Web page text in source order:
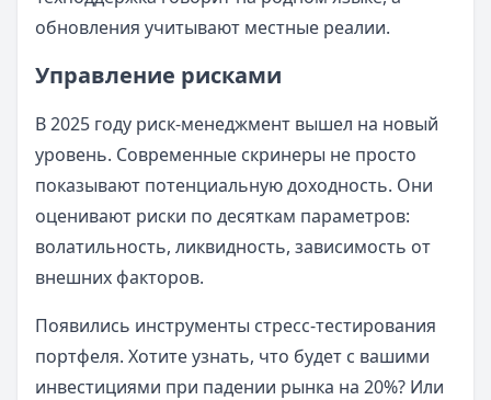
обновления учитывают местные реалии.
Управление рисками
В 2025 году риск-менеджмент вышел на новый
уровень. Современные скринеры не просто
показывают потенциальную доходность. Они
оценивают риски по десяткам параметров:
волатильность, ликвидность, зависимость от
внешних факторов.
Появились инструменты стресс-тестирования
портфеля. Хотите узнать, что будет с вашими
инвестициями при падении рынка на 20%? Или